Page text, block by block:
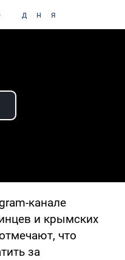
дня
Video
канале
и крымских
что
за